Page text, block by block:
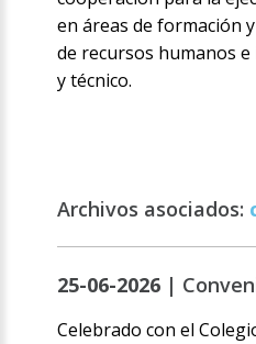
en áreas de formación
de recursos humanos
y técnico.
Archivos asociados:
25-06-2026 |
Celebrado con el